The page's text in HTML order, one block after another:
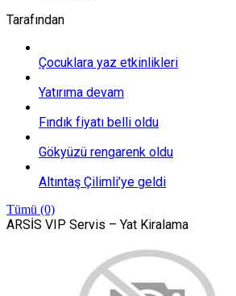
Tarafından
Çocuklara yaz etkinlikleri
Yatırıma devam
Fındık fiyatı belli oldu
Gökyüzü rengarenk oldu
Altıntaş Çilimli’ye geldi
Tümü (0)
ARSİS VIP Servis – Yat Kiralama